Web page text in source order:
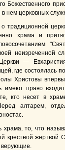
Божественного
нем церковных
о традиционной
храма и
неизреченной
—
где состоялась
Христовы
имеют право
кто несет в
алтарем,
храма, то, что
крестной жертвой
верующие.